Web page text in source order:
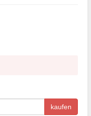
kaufen